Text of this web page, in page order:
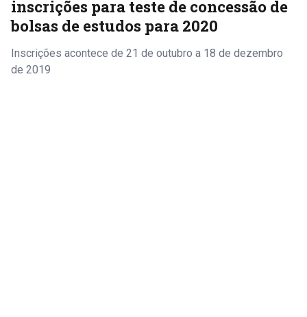
inscrições para teste de concessão de
bolsas de estudos para 2020
Inscrições acontece de 21 de outubro a 18 de dezembro
de 2019